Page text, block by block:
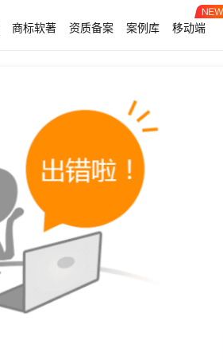
商标软著 资质备案 案例库 移动端